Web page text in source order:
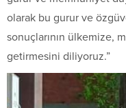
olarak bu gurur ve
sonuçlarının ülkemize,
getirmesini diliyoruz.”